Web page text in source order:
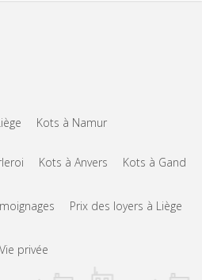
Kots à Namur
Kots à Anvers Kots à Gand
Prix des loyers à Liège
Vie privée